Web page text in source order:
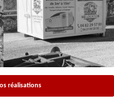
réalisations